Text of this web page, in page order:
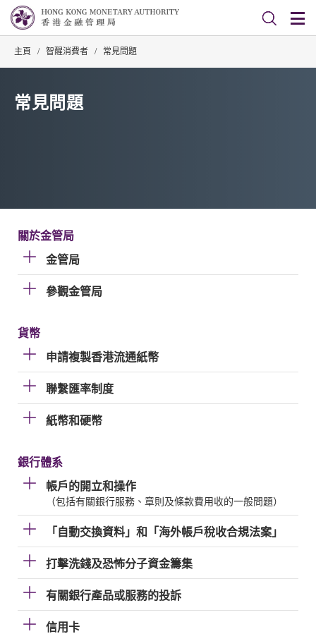
主頁 / 智醒消費者 / 常見問題
常見問題
關於金管局
金管局
參觀金管局
貨幣
申請複製香港流通紙幣
聯繫匯率制度
紙幣和硬幣
銀行體系
帳戶的開立和操作
（包括有關銀行服務、章則及條款費用收的一般問題）
「自動交換資料」和「海外帳戶稅收合規法案」
打擊洗錢及恐怖分子資金籌集
有關銀行產品或服務的投訴
信用卡